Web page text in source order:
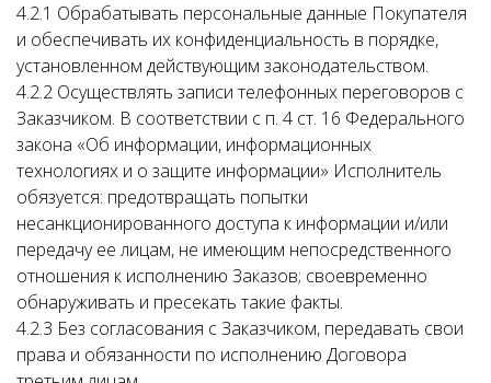
4.2.1 Обрабатывать персональные данные Покупателя
и обеспечивать их конфиденциальность в порядке,
установленном действующим законодательством.
4.2.2 Осуществлять записи телефонных переговоров с
Заказчиком. В соответствии с п. 4 ст. 16 Федерального
закона «Об информации, информационных
технологиях и о защите информации» Исполнитель
обязуется: предотвращать попытки
несанкционированного доступа к информации и/или
передачу ее лицам, не имеющим непосредственного
отношения к исполнению Заказов; своевременно
обнаруживать и пресекать такие факты.
4.2.3 Без согласования с Заказчиком, передавать свои
права и обязанности по исполнению Договора